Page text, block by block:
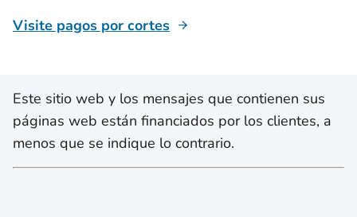
Visite pagos por cortes
Este sitio web y los mensajes que contienen sus
páginas web están financiados por los clientes, a
menos que se indique lo contrario.